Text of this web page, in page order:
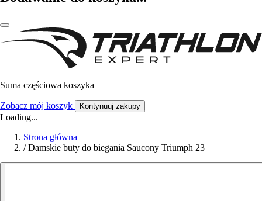
Suma częściowa koszyka
Zobacz mój koszyk Kontynuuj zakupy
Loading...
Strona główna
/ Damskie buty do biegania Saucony Triumph 23